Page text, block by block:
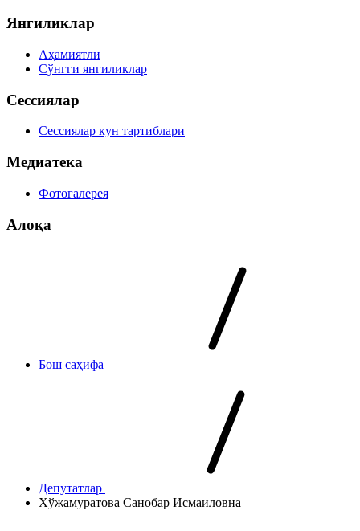
Янгиликлар
Аҳамиятли
Сўнгги янгиликлар
Сессиялар
Сессиялар кун тартиблари
Медиатека
Фотогалерея
Алоқа
Бош саҳифа
Депутатлар
Хўжамуратова Санобар Исмаиловна